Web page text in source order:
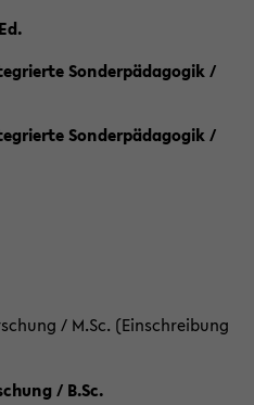
Sonderpädagogik /
Sonderpädagogik /
/ M.Sc. (Einschreibung
/ B.Sc.